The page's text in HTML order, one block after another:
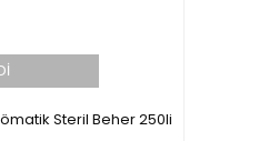
Steril Beher 250li